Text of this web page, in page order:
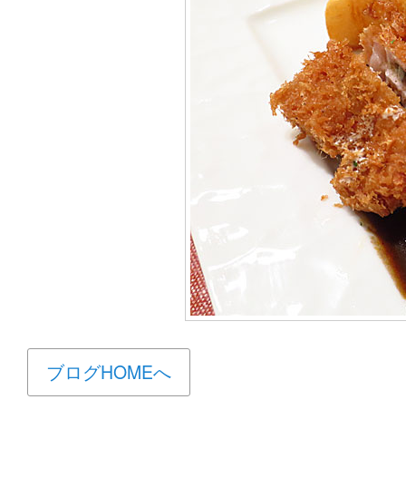
ブログHOMEへ